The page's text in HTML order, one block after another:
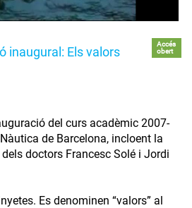
inaugural: Els valors
Accés
obert
del curs acadèmic 2007-
de Barcelona, incloent la
doctors Francesc Solé i Jordi
Es denominen “valors” al